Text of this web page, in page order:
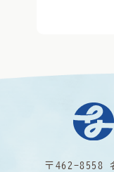
〒462-8558